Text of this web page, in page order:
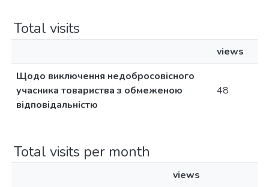
Total visits
views
Щодо виключення недобросовісного
учасника товариства з обмеженою
відповідальністю
48
Total visits per month
views